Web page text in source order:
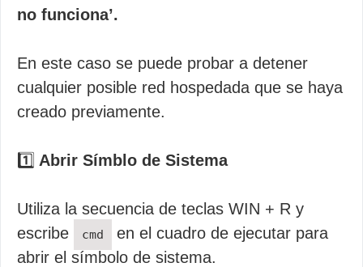
no funciona’.
En este caso se puede probar a detener
cualquier posible red hospedada que se haya
creado previamente.
1️⃣ Abrir Símblo de Sistema
Utiliza la secuencia de teclas WIN + R y
escribe
cmd
en el cuadro de ejecutar para
abrir el símbolo de sistema.